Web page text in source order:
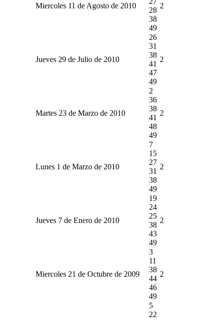
Miercoles 11 de Agosto de 2010
28
38
49
2
Jueves 29 de Julio de 2010
26
31
38
41
47
49
2
Martes 23 de Marzo de 2010
2
36
38
41
48
49
2
Lunes 1 de Marzo de 2010
7
15
27
31
38
49
2
Jueves 7 de Enero de 2010
19
24
25
38
43
49
2
Miercoles 21 de Octubre de 2009
3
11
38
44
46
49
2
5
22